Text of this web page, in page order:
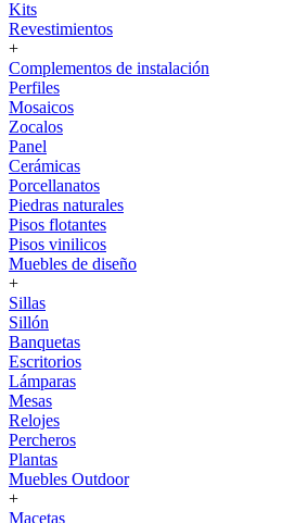
Kits
Revestimientos
+
Complementos de instalación
Perfiles
Mosaicos
Zocalos
Panel
Cerámicas
Porcellanatos
Piedras naturales
Pisos flotantes
Pisos vinilicos
Muebles de diseño
+
Sillas
Sillón
Banquetas
Escritorios
Lámparas
Mesas
Relojes
Percheros
Plantas
Muebles Outdoor
+
Macetas